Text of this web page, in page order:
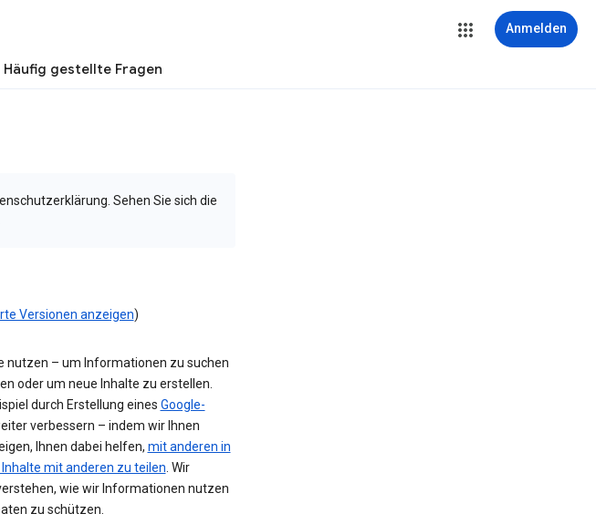
Anmelden
Häufig gestellte Fragen
Sehen Sie sich die
Versionen anzeigen)
nutzen – um Informationen zu suchen
oder um neue Inhalte zu erstellen.
durch Erstellung eines Google-
verbessern – indem wir Ihnen
Ihnen dabei helfen, mit anderen in
mit anderen zu teilen. Wir
wie wir Informationen nutzen
zu schützen.